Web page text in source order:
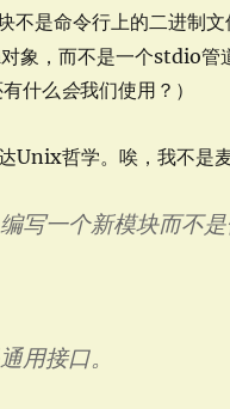
不是命令行上的二进制
象，而不是一个stdio管
什么会我们使用？）
哲学。唉，我不是
写一个新模块而不是
用接口。